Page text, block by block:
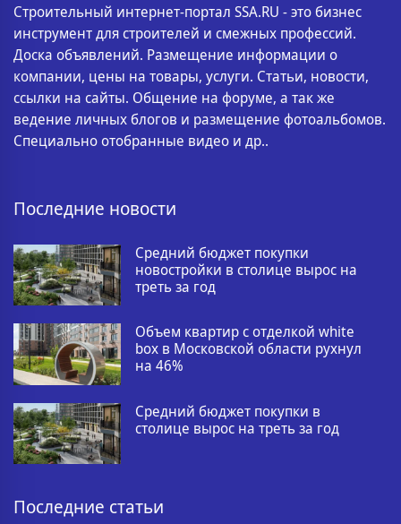
Строительный интернет-портал SSA.RU - это бизнес
инструмент для строителей и смежных профессий.
Доска объявлений. Размещение информации о
компании, цены на товары, услуги. Статьи, новости,
ссылки на сайты. Общение на форуме, а так же
ведение личных блогов и размещение фотоальбомов.
Специально отобранные видео и др..
Последние новости
Средний бюджет покупки
новостройки в столице вырос на
треть за год
Объем квартир с отделкой white
box в Московской области рухнул
на 46%
Средний бюджет покупки в
столице вырос на треть за год
Последние статьи